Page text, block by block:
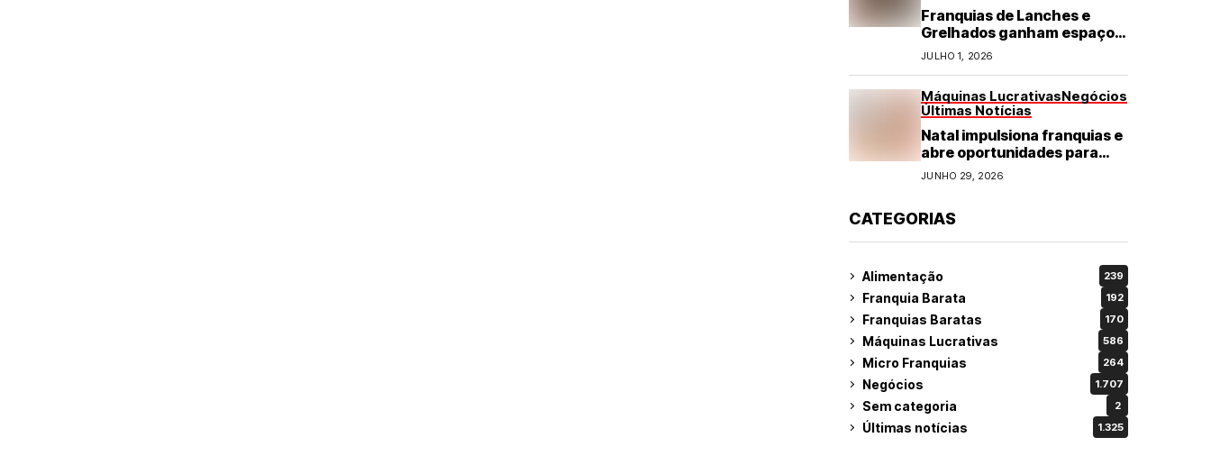
Franquias de Lanches e
Grelhados ganham espaço
com demanda por refeições
rápidas e de qualidade
JULHO 1, 2026
Máquinas LucrativasNegócios
Últimas Notícias
Natal impulsiona franquias e
abre oportunidades para
diversos segmentos do
JUNHO 29, 2026
CATEGORIAS
Alimentação 239
Franquia Barata 192
Franquias Baratas 170
Máquinas Lucrativas 586
Micro Franquias 264
Negócios 1.707
Sem categoria 2
Últimas notícias 1.325